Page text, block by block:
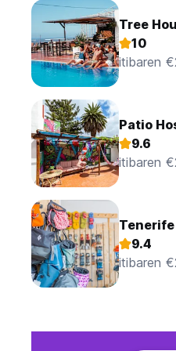
Sokağa çıkma yasağı yok.
¡¡¡Müşterinin dikkatsizliği
Tree
10
itibaren
Patio
9.6
itibaren
9.4
itibaren